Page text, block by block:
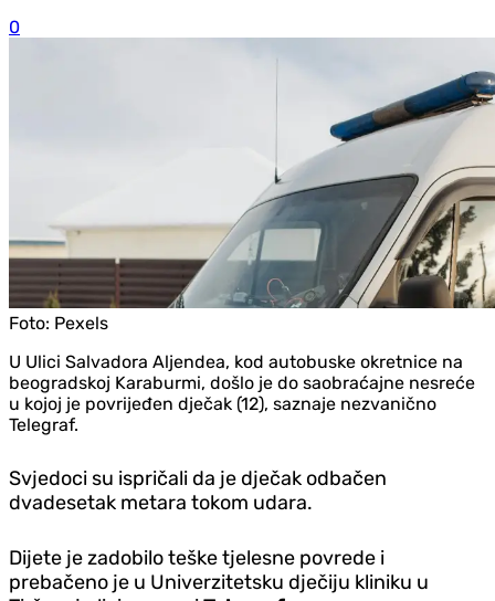
0
Foto: Pexels
U Ulici Salvadora Aljendea, kod autobuske okretnice na
beogradskoj Karaburmi, došlo je do saobraćajne nesreće
u kojoj je povrijeđen dječak (12), saznaje nezvanično
Telegraf.
Svjedoci su ispričali da je dječak odbačen
dvadesetak metara tokom udara.
Dijete je zadobilo teške tjelesne povrede i
prebačeno je u Univerzitetsku dječiju kliniku u